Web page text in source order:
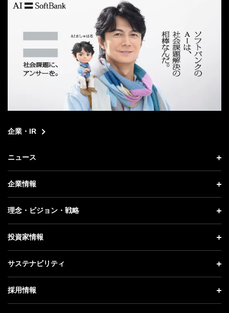
企業・IR
ニュース
ニュース トップ
プレスリリース
更新情報
記者説明会
企業情報
企業情報 トップ
社長メッセージ
事業紹介
ガバナンス
理念・ビジョン・戦略
理念・ビジョン・戦略 トップ
成長戦略「Activate AI for Society」
人材戦略
投資家情報
投資家情報 トップ
経営方針
サステナビリティ
サステナビリティ トップ
トップメッセージ
採用情報